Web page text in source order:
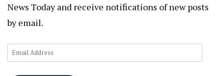
News Today and receive notifications of new posts
by email.
Email